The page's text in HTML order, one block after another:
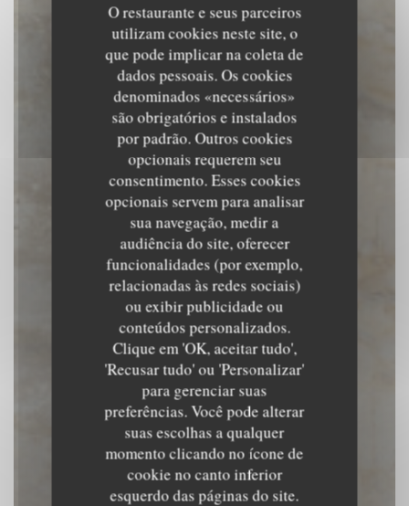
O restaurante e seus parceiros
utilizam cookies neste site, o
que pode implicar na coleta de
dados pessoais. Os cookies
denominados «necessários»
são obrigatórios e instalados
por padrão. Outros cookies
opcionais requerem seu
consentimento. Esses cookies
opcionais servem para analisar
sua navegação, medir a
audiência do site, oferecer
funcionalidades (por exemplo,
relacionadas às redes sociais)
ou exibir publicidade ou
conteúdos personalizados.
Clique em 'OK, aceitar tudo',
'Recusar tudo' ou 'Personalizar'
para gerenciar suas
preferências. Você pode alterar
suas escolhas a qualquer
momento clicando no ícone de
cookie no canto inferior
esquerdo das páginas do site.
Inari
|ARLES
RESERVAR UMA MESA